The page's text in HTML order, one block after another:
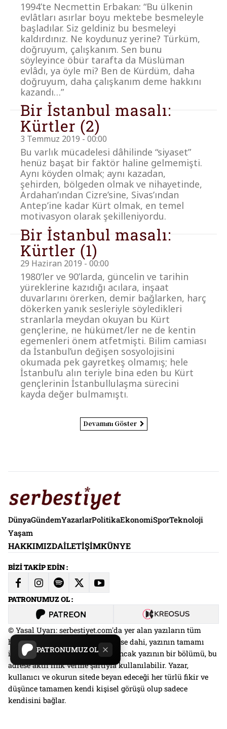
PATRONUMUZ OL
1994’te Necmettin Erbakan: “Bu ülkenin
evlâtları asırlar boyu mektebe besmeleyle
başladılar. Siz geldiniz bu besmeleyi
kaldırdınız. Ne koydunuz yerine? Türküm,
doğruyum, çalışkanım. Sen bunu
söyleyince öbür tarafta da Müslüman
evlâdı, ya öyle mi? Ben de Kürdüm, daha
doğruyum, daha çalışkanım deme hakkını
kazandı…”
Bir İstanbul masalı:
Kürtler (2)
3 Temmuz 2019 - 00:00
Bu varlık mücadelesi dâhilinde “siyaset”
henüz başat bir faktör haline gelmemişti.
Aynı köyden olmak; aynı kazadan,
şehirden, bölgeden olmak ve nihayetinde,
Ardahan’ından Cizre’sine, Sivas’ından
Antep’ine kadar Kürt olmak, en temel
motivasyon olarak şekilleniyordu.
Bir İstanbul masalı:
Kürtler (1)
29 Haziran 2019 - 00:00
1980’ler ve 90’larda, güncelin ve tarihin
yüreklerine kazıdığı acılara, inşaat
duvarlarını örerken, demir bağlarken, harç
dökerken yanık sesleriyle söyledikleri
stranlarla meydan okuyan bu Kürt
gençlerine, ne hükümet/ler ne de kentin
egemenleri önem atfetmişti. Bilim camiası
da İstanbul’un değişen sosyolojisini
okumada pek gayretkeş olmamış; hele
İstanbul’u alın teriyle bina eden bu Kürt
gençlerinin İstanbullulaşma sürecini
kayda değer bulmamıştı.
Devamını Göster
DünyaGündemYazarlarPolitikaEkonomiSporTeknoloji
Yaşam
HAKKIMIZDAİLETIŞIMKÜNYE
BİZİ TAKİP EDİN :
PATRONUMUZ OL :
© Yasal Uyarı: serbestiyet.com'da yer alan yazıların tüm
hakları saklıdır. Kaynak gösterilse dahi, yazının tamamı
izin alınmadan kullanılamaz. Ancak yazının bir bölümü, bu
adrese aktif link verme şartıyla kullanılabilir. Yazar,
kullanıcı ve okurun sitede beyan edeceği her türlü fikir ve
düşünce tamamen kendi kişisel görüşü olup sadece
kendisini bağlar.